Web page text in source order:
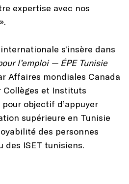
expertise avec nos
s’insère dans
l’emploi — ÉPE Tunisie
Affaires mondiales Canada
et Instituts
pour objectif d’appuyer
supérieure en Tunisie
des personnes
des ISET tunisiens.